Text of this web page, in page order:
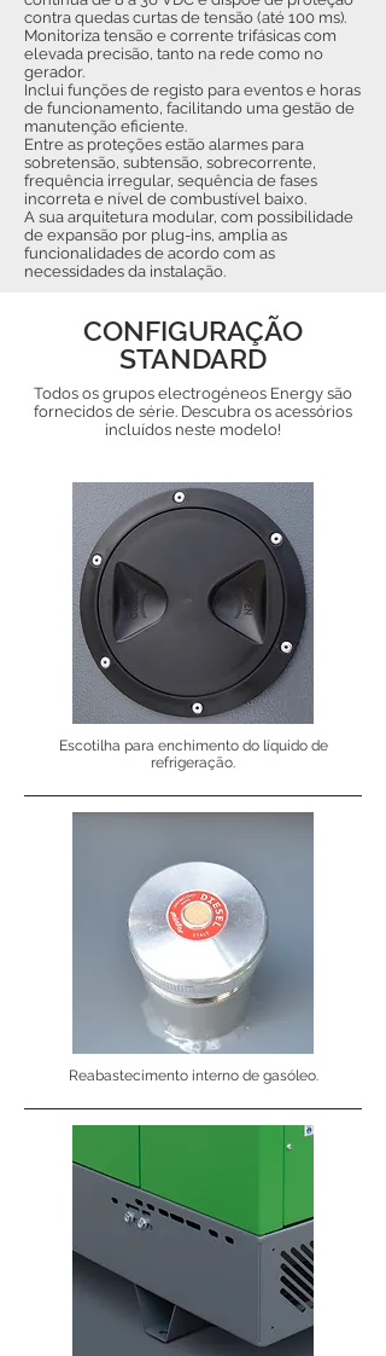
contra quedas curtas de tensão (até 100 ms).
Monitoriza tensão e corrente trifásicas com
elevada precisão, tanto na rede como no
gerador.
Inclui funções de registo para eventos e horas
de funcionamento, facilitando uma gestão de
manutenção eficiente.
Entre as proteções estão alarmes para
sobretensão, subtensão, sobrecorrente,
frequência irregular, sequência de fases
incorreta e nível de combustível baixo.
A sua arquitetura modular, com possibilidade
de expansão por plug-ins, amplia as
funcionalidades de acordo com as
necessidades da instalação.
CONFIGURAÇÃO
STANDARD
Todos os grupos electrogéneos Energy são
fornecidos de série. Descubra os acessórios
incluídos neste modelo!
Escotilha para enchimento do líquido de
refrigeração.
Reabastecimento interno de gasóleo.